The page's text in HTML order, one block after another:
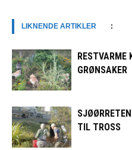
LIKNENDE ARTIKLER :
RESTVARME
GRØNSAKER
SJØØRRETEN
TIL TROSS